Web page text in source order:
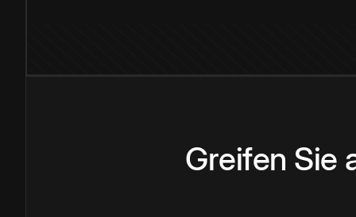
Greifen Sie